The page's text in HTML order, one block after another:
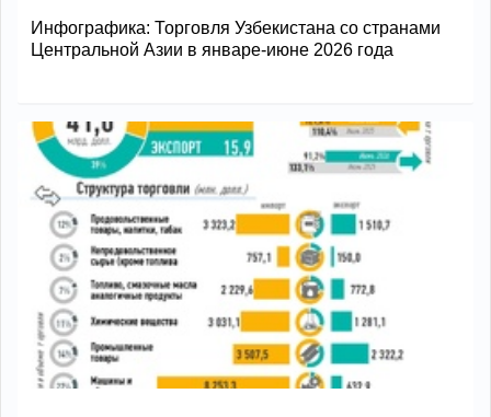
Инфографика: Торговля Узбекистана со странами
Центральной Азии в январе-июне 2026 года